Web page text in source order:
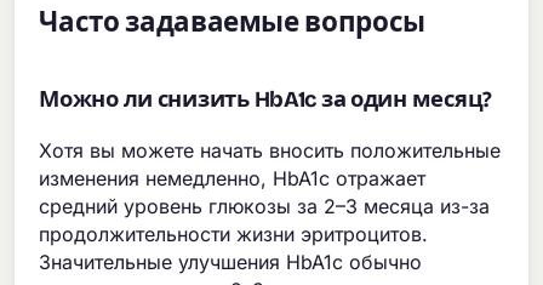
Часто задаваемые вопросы
Можно ли снизить HbA1c за один месяц?
Хотя вы можете начать вносить положительные
изменения немедленно, HbA1c отражает
средний уровень глюкозы за 2–3 месяца из-за
продолжительности жизни эритроцитов.
Значительные улучшения HbA1c обычно